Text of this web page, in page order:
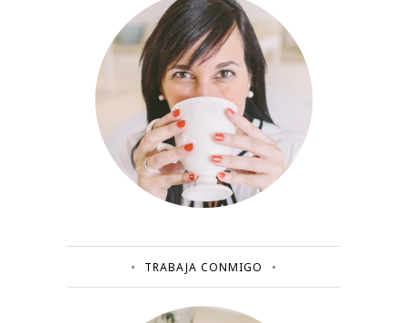
TRABAJA CONMIGO